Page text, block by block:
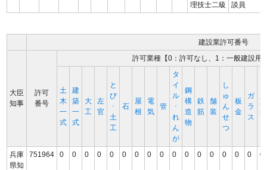
理技士二級
談員
建設業許可番号
大臣
知事
許可
番号
許可業種【0：許可なし、1：一般建設用
土
木
一
式
建
築
一
式
大
工
左
官
と
び
･
土
工
石
屋
根
電
気
管
タ
イ
ル
･
れ
ん
が
鋼
構
造
物
鉄
筋
舗
装
し
ゅ
ん
せ
つ
板
金
ガ
ラ
ス
塗
装
兵庫
県知
751964 0 0 0 0 0 0 0 0 0 0 0 0 0 0 0 0 0